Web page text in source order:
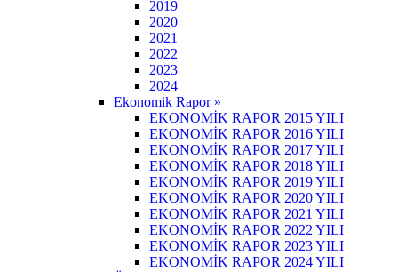
2019
2020
2021
2022
2023
2024
Ekonomik Rapor »
EKONOMİK RAPOR 2015 YILI
EKONOMİK RAPOR 2016 YILI
EKONOMİK RAPOR 2017 YILI
EKONOMİK RAPOR 2018 YILI
EKONOMİK RAPOR 2019 YILI
EKONOMİK RAPOR 2020 YILI
EKONOMİK RAPOR 2021 YILI
EKONOMİK RAPOR 2022 YILI
EKONOMİK RAPOR 2023 YILI
EKONOMİK RAPOR 2024 YILI